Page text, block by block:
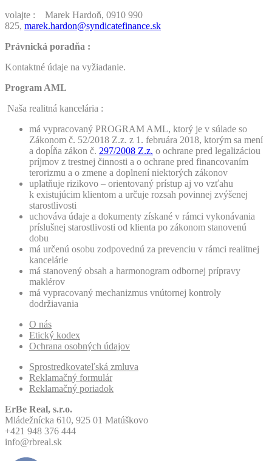
volajte : Marek Hardoň, 0910 990
825, marek.hardon@syndicatefinance.sk
Právnická poradňa :
Kontaktné údaje na vyžiadanie.
Program AML
Naša realitná kancelária :
má vypracovaný PROGRAM AML, ktorý je v súlade so
Zákonom č. 52/2018 Z.z. z 1. februára 2018, ktorým sa mení
a dopĺňa zákon č. 297/2008 Z.z. o ochrane pred legalizáciou
príjmov z trestnej činnosti a o ochrane pred financovaním
terorizmu a o zmene a doplnení niektorých zákonov
uplatňuje rizikovo – orientovaný prístup aj vo vzťahu
k existujúcim klientom a určuje rozsah povinnej zvýšenej
starostlivosti
uchováva údaje a dokumenty získané v rámci vykonávania
príslušnej starostlivosti od klienta po zákonom stanovenú
dobu
má určenú osobu zodpovednú za prevenciu v rámci realitnej
kancelárie
má stanovený obsah a harmonogram odbornej prípravy
maklérov
má vypracovaný mechanizmus vnútornej kontroly
dodržiavania
O nás
Etický kodex
Ochrana osobných údajov
Sprostredkovateľská zmluva
Reklamačný formulár
Reklamačný poriadok
ErBe Real, s.r.o.
Mládežnícka 610, 925 01 Matúškovo
+421 948 376 444
info@rbreal.sk